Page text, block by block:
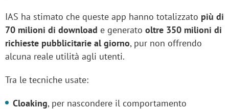
IAS ha stimato che queste app hanno totalizzato più di
70 milioni di download e generato oltre 350 milioni di
richieste pubblicitarie al giorno, pur non offrendo
alcuna reale utilità agli utenti.
Tra le tecniche usate:
Cloaking, per nascondere il comportamento